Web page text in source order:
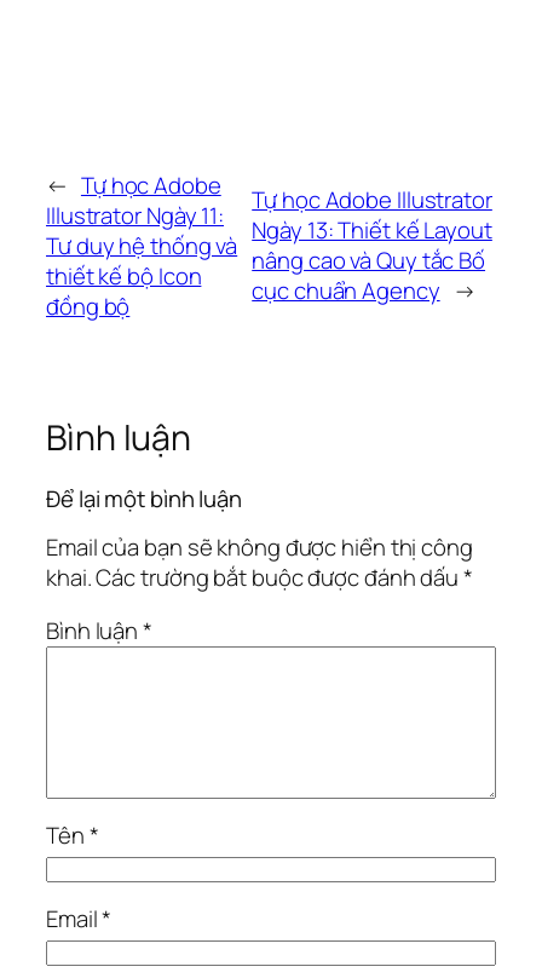
← Tự học Adobe
Illustrator Ngày 11:
Tư duy hệ thống và
thiết kế bộ Icon
đồng bộ
Tự học Adobe Illustrator
Ngày 13: Thiết kế Layout
nâng cao và Quy tắc Bố
cục chuẩn Agency →
Bình luận
Để lại một bình luận
Email của bạn sẽ không được hiển thị công
khai.Các trường bắt buộc được đánh dấu*
Bình luận*
Tên*
Email*